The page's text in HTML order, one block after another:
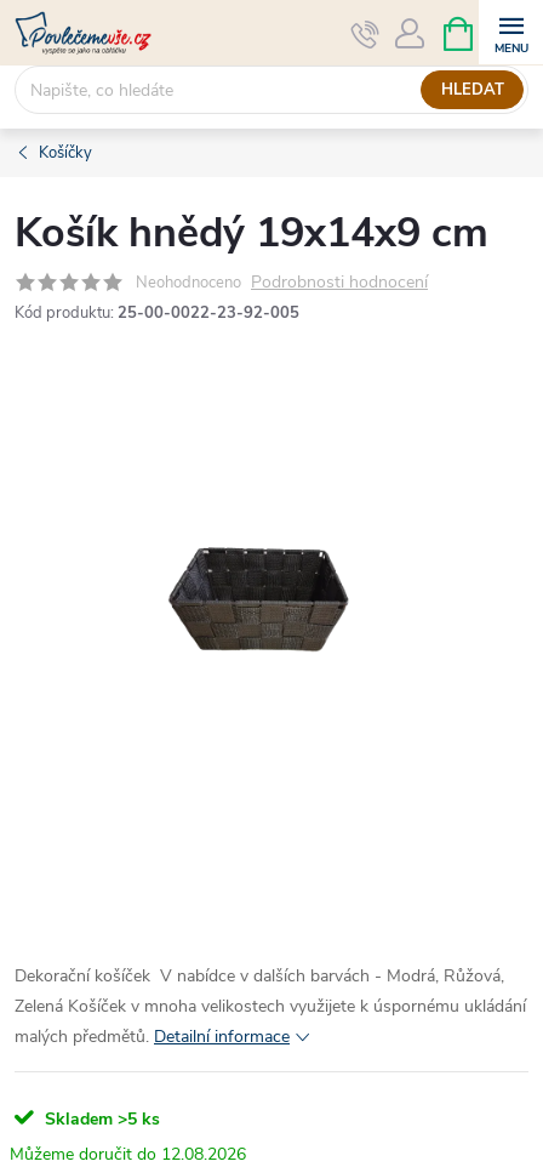
Přejít
obsah
HLEDAT
NÁKUPNÍ
KOŠÍK
Košíčky
Košík hnědý 19x14x9 cm
Neohodnoceno Podrobnosti hodnocení
Kód produktu: 25-00-0022-23-92-005
Dekorační košíček V nabídce v dalších barvách - Modrá, Růžová,
Zelená Košíček v mnoha velikostech využijete k úspornému ukládání
malých předmětů. Detailní informace
Skladem >5 ks
12.08.2026